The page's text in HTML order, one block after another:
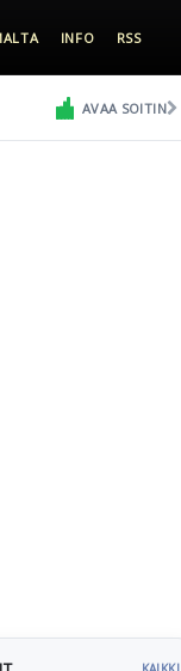
INFO RSS
AVAA SOITIN